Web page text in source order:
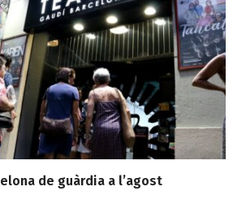
de guàrdia a l’agost